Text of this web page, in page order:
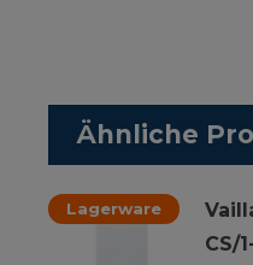
Ähnliche
Lagerware
CS/